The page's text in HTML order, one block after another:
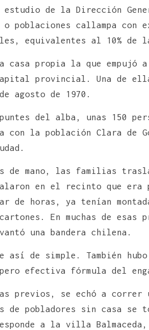
estudio de la Dirección
o poblaciones callampa con
equivalentes al 10% de
propia la que empujó
provincial. Una de
agosto de 1970.
del alba, unas 150
con la población Clara de
de mano, las familias
en el recinto que era
de horas, ya tenían
En muchas de esas
una bandera chilena.
así de simple. También
efectiva fórmula del
previos, se echó a correr
de pobladores sin casa se
a la villa